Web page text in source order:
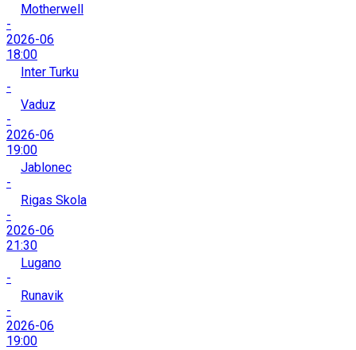
Motherwell
-
2026-06
18:00
Inter Turku
-
Vaduz
-
2026-06
19:00
Jablonec
-
Rigas Skola
-
2026-06
21:30
Lugano
-
Runavik
-
2026-06
19:00